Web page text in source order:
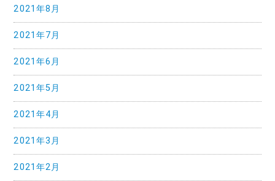
2021年8月
2021年7月
2021年6月
2021年5月
2021年4月
2021年3月
2021年2月